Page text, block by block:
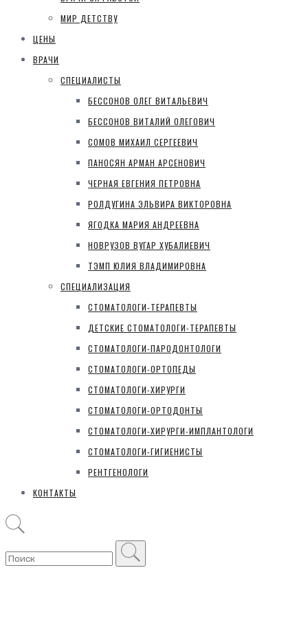
МИР ДЕТСТВУ
ЦЕНЫ
ВРАЧИ
СПЕЦИАЛИСТЫ
БЕССОНОВ ОЛЕГ ВИТАЛЬЕВИЧ
БЕССОНОВ ВИТАЛИЙ ОЛЕГОВИЧ
СОМОВ МИХАИЛ СЕРГЕЕВИЧ
ПАНОСЯН АРМАН АРСЕНОВИЧ
ЧЕРНАЯ ЕВГЕНИЯ ПЕТРОВНА
РОЛДУГИНА ЭЛЬВИРА ВИКТОРОВНА
ЯГОДКА МАРИЯ АНДРЕЕВНА
НОВРУЗОВ ВУГАР ХУБАЛИЕВИЧ
ТЭМП ЮЛИЯ ВЛАДИМИРОВНА
СПЕЦИАЛИЗАЦИЯ
СТОМАТОЛОГИ-ТЕРАПЕВТЫ
ДЕТСКИЕ СТОМАТОЛОГИ-ТЕРАПЕВТЫ
СТОМАТОЛОГИ-ПАРОДОНТОЛОГИ
СТОМАТОЛОГИ-ОРТОПЕДЫ
СТОМАТОЛОГИ-ХИРУРГИ
СТОМАТОЛОГИ-ОРТОДОНТЫ
СТОМАТОЛОГИ-ХИРУРГИ-ИМПЛАНТОЛОГИ
СТОМАТОЛОГИ-ГИГИЕНИСТЫ
РЕНТГЕНОЛОГИ
КОНТАКТЫ